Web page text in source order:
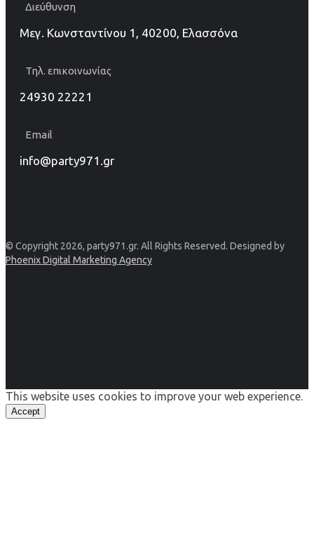
Διεύθυνση
Μεγ. Κωνσταντίνου 1, 40200, Ελασσόνα
Τηλ. επικοινωνίας
24930 22221
Email
info@party971.gr
© Copyright 2026, party971.gr. All Rights Reserved. Designed by
Phoenix Digital Marketing Agency
This website uses cookies to improve your web experience.
Accept